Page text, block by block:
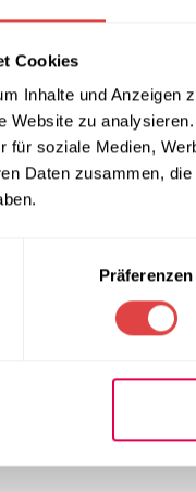
Cookies
Inhalte und Anzeigen
Website zu
für soziale Medien,
Daten zusammen,
Präferenzen
das Wackeln und
pflegeleicht
und ist ideal für den